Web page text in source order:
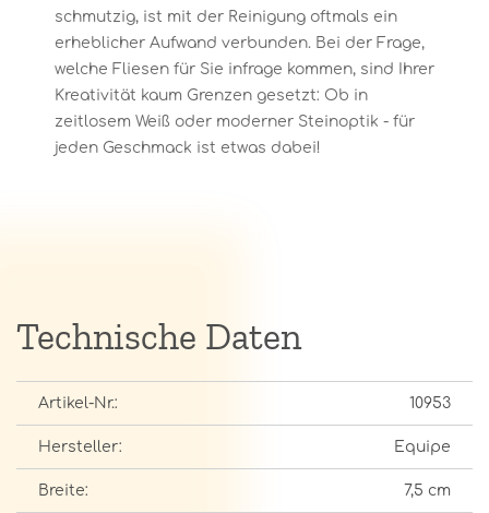
schmutzig, ist mit der Reinigung oftmals ein
erheblicher Aufwand verbunden. Bei der Frage,
welche Fliesen für Sie infrage kommen, sind Ihrer
Kreativität kaum Grenzen gesetzt: Ob in
zeitlosem Weiß oder moderner Steinoptik - für
jeden Geschmack ist etwas dabei!
Technische Daten
Artikel-Nr.: 10953
Hersteller: Equipe
Breite: 7,5 cm